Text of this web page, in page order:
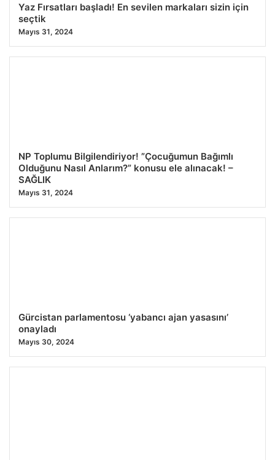
Yaz Fırsatları başladı! En sevilen markaları sizin için
seçtik
Mayıs 31, 2024
NP Toplumu Bilgilendiriyor! ”Çocuğumun Bağımlı
Olduğunu Nasıl Anlarım?” konusu ele alınacak! –
SAĞLIK
Mayıs 31, 2024
Gürcistan parlamentosu ‘yabancı ajan yasasını’
onayladı
Mayıs 30, 2024